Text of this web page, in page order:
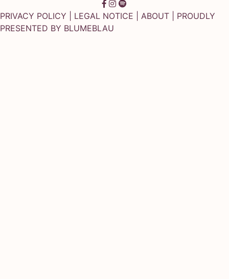
PRIVACY POLICY LEGAL NOTICE ABOUT | PROUDLY
PRESENTED BY BLUMEBLAU